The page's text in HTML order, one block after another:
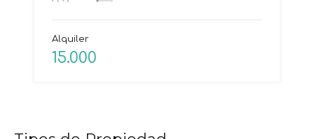
Alquiler
15.000